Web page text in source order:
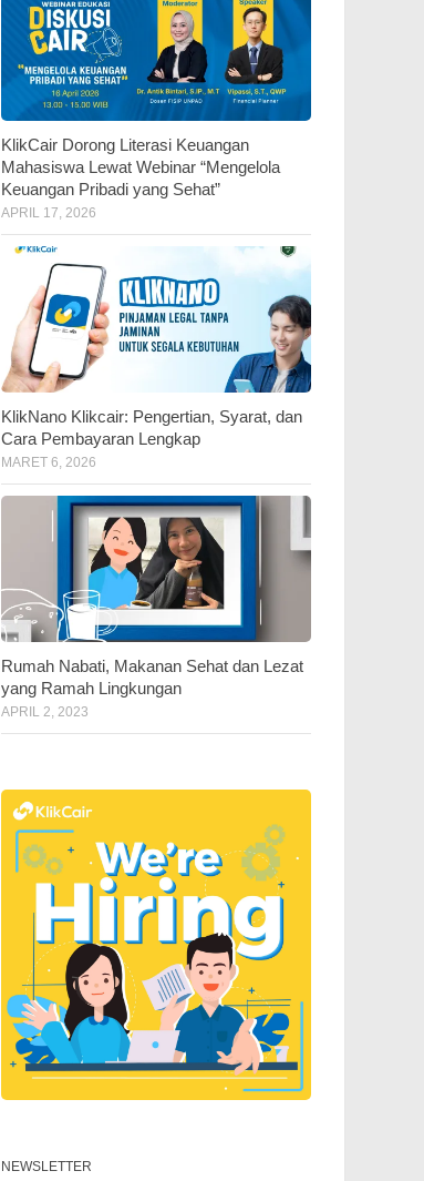
KlikCair Dorong Literasi Keuangan
Mahasiswa Lewat Webinar “Mengelola
Keuangan Pribadi yang Sehat”
APRIL 17, 2026
KlikNano Klikcair: Pengertian, Syarat, dan
Cara Pembayaran Lengkap
MARET 6, 2026
Rumah Nabati, Makanan Sehat dan Lezat
yang Ramah Lingkungan
APRIL 2, 2023
NEWSLETTER